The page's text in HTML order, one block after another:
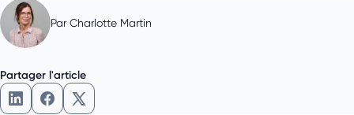
Par Charlotte Martin
Partager l'article
Partager l'article sur LinkedIn
Partager l'article sur Facebook
Partager l'article sur X